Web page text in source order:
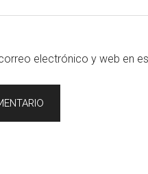
electrónico y web en